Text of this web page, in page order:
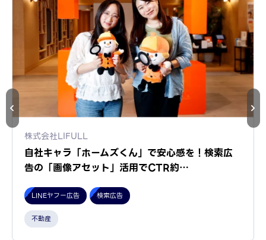
株式会社LIFULL
自社キャラ「ホームズくん」で安心感を！検索広
告の「画像アセット」活用でCTR約…
LINEヤフー広告 検索広告
不動産